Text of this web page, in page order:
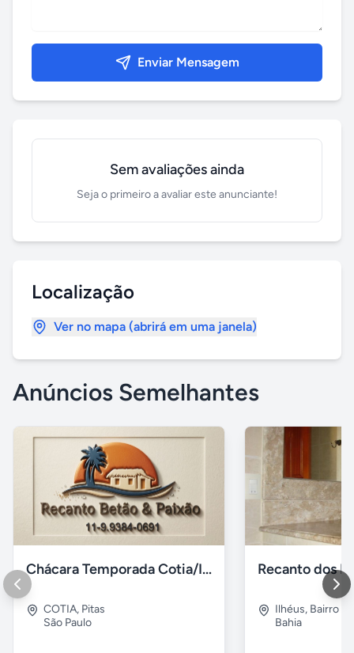
Enviar Mensagem
Sem avaliações ainda
Seja o primeiro a avaliar este anunciante!
Localização
Ver no mapa (abrirá em uma janela)
Anúncios Semelhantes
Chácara Temporada Cotia/Itapevi
COTIA, Pitas
São Paulo
Recanto dos
Ilhéus, Bairro
Bahia